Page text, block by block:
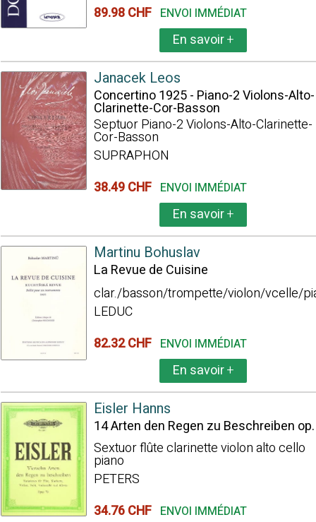
89.98 CHF ENVOI IMMÉDIAT
En savoir+
Janacek Leos
Concertino 1925 - Piano-2 Violons-Alto-
Clarinette-Cor-Basson
Septuor Piano-2 Violons-Alto-Clarinette-
Cor-Basson
SUPRAPHON
38.49 CHF ENVOI IMMÉDIAT
En savoir+
Martinu Bohuslav
La Revue de Cuisine
clar./basson/trompette/violon/vcelle/
LEDUC
82.32 CHF ENVOI IMMÉDIAT
En savoir+
Eisler Hanns
14 Arten den Regen zu Beschreiben
Sextuor flûte clarinette violon alto cello
piano
PETERS
34.76 CHF ENVOI IMMÉDIAT